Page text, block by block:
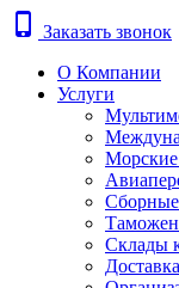
phone_iphone
Заказать звонок
О Компании
Услуги
Морские
Склады